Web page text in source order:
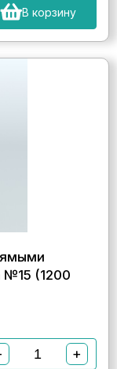
В корзину
№15 (1200
+